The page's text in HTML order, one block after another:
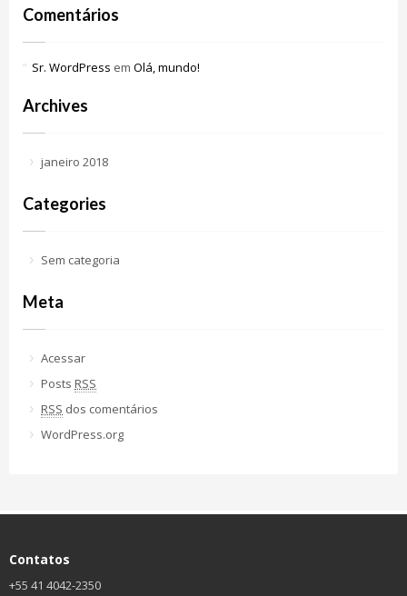
Comentários
Sr. WordPress em Olá, mundo!
Archives
janeiro 2018
Categories
Sem categoria
Meta
Acessar
Posts RSS
RSS dos comentários
WordPress.org
Contatos
+55 41 4042-2350